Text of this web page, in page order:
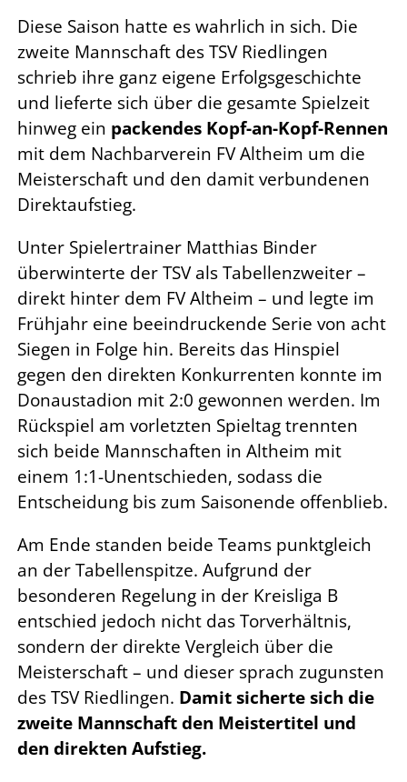
Diese Saison hatte es wahrlich in sich. Die
zweite Mannschaft des TSV Riedlingen
schrieb ihre ganz eigene Erfolgsgeschichte
und lieferte sich über die gesamte Spielzeit
hinweg ein packendes Kopf-an-Kopf-Rennen
mit dem Nachbarverein FV Altheim um die
Meisterschaft und den damit verbundenen
Direktaufstieg.
Unter Spielertrainer Matthias Binder
überwinterte der TSV als Tabellenzweiter –
direkt hinter dem FV Altheim – und legte im
Frühjahr eine beeindruckende Serie von acht
Siegen in Folge hin. Bereits das Hinspiel
gegen den direkten Konkurrenten konnte im
Donaustadion mit 2:0 gewonnen werden. Im
Rückspiel am vorletzten Spieltag trennten
sich beide Mannschaften in Altheim mit
einem 1:1-Unentschieden, sodass die
Entscheidung bis zum Saisonende offenblieb.
Am Ende standen beide Teams punktgleich
an der Tabellenspitze. Aufgrund der
besonderen Regelung in der Kreisliga B
entschied jedoch nicht das Torverhältnis,
sondern der direkte Vergleich über die
Meisterschaft – und dieser sprach zugunsten
des TSV Riedlingen. Damit sicherte sich die
zweite Mannschaft den Meistertitel und
den direkten Aufstieg.